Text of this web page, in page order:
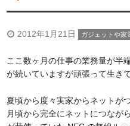
2012年1月21日 ガジェットや家
ここ数ヶ月の仕事の業務量が半
が続いていますが頑張って生き
夏頃から度々実家からネットが
月頃から完全にネットにつなが